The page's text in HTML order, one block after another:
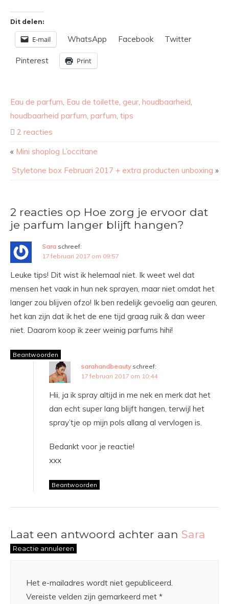
Dit delen:
E-mail WhatsApp Facebook Twitter
Pinterest Print
Eau de parfum, Eau de toilette, geur, houdbaarheid,
houdbaarheid parfum, parfum, tips
2 reacties
« Mini shoplog L’occitane
Styletone box Februari 2017 + extra producten unboxing »
2 reacties op Hoe zorg je ervoor dat
je parfum langer blijft hangen?
Sara schreef:
17 februari 2017 om 09:57
Leuke tips! Dit wist ik helemaal niet. Ik weet wel dat
mensen het vaak in hun nek sprayen, maar niet omdat het
langer zou blijven ofzo! Ik ben redelijk gevoelig aan geuren,
het kan zijn dat ik het de ene tijd graag ruik & dan weer
niet. Daarom koop ik zeer weinig parfums hihi!
Beantwoorden
sarahandbeauty schreef:
17 februari 2017 om 10:44
Hii, ja ik spray altijd in me nek en merk dat het
dan echt super lang blijft hangen, terwijl het
spray’tje op mijn pols allang al vervlogen is.
Bedankt voor je reactie!
xxx
Beantwoorden
Laat een antwoord achter aan Sara
Reactie annuleren
Het e-mailadres wordt niet gepubliceerd.
Vereiste velden zijn gemarkeerd met *